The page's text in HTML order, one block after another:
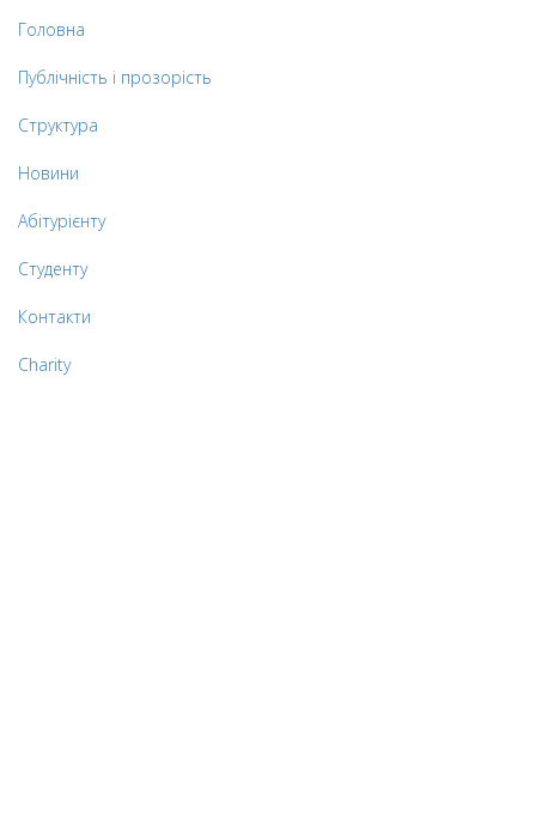
Головна
Публічність і прозорість
Структура
Новини
Абітурієнту
Студенту
Контакти
Charity